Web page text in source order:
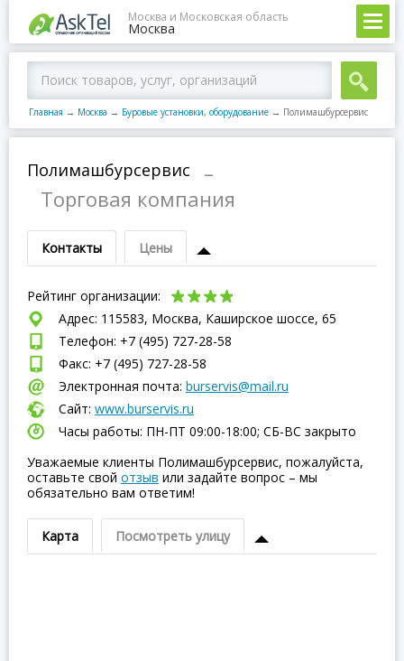
Москва и Московская область
Москва
Главная → Москва → Буровые установки, оборудование → Полимашбурсервис
Полимашбурсервис
–
Торговая компания
Контакты Цены
Рейтинг организации:
Адрес: 115583, Москва, Каширское шоссе, 65
Телефон: +7 (495) 727-28-58
Факс: +7 (495) 727-28-58
Электронная почта: burservis@mail.ru
Сайт: www.burservis.ru
Часы работы: ПН-ПТ 09:00-18:00; СБ-ВC закрыто
Уважаемые клиенты Полимашбурсервис, пожалуйста,
оставьте свой отзыв или задайте вопрос – мы
обязательно вам ответим!
Карта Посмотреть улицу